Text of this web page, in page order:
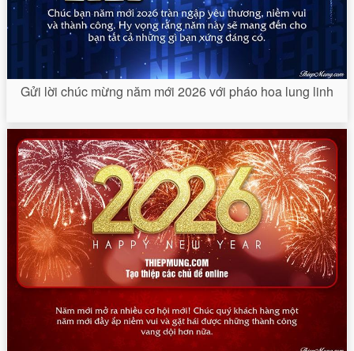
Gửi lời chúc mừng năm mới 2026 với pháo hoa lung linh